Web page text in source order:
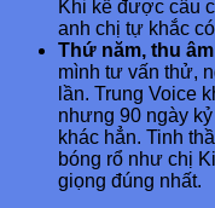
Khi kể được câu
anh chị tự khắc
Thứ năm, thu
mình tư vấn thử,
lần. Trung Voice
nhưng 90 ngày
khác hẳn. Tinh
bóng rổ như chị
giọng đúng nhất.